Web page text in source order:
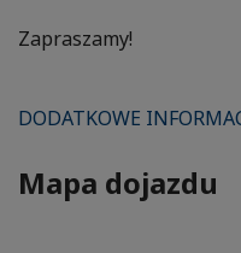
Zapraszamy!
DODATKOWE
Mapa dojazdu